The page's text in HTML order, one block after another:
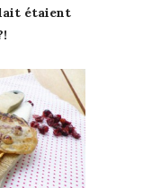
étaient